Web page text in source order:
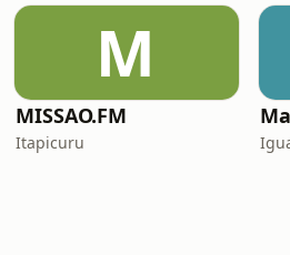
M
MISSAO.FM
Itapicuru